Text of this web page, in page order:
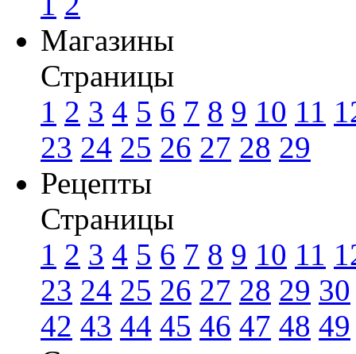
Магазины
Страницы
1 2 3 4 5 6 7 8 9 10 11
23 24 25 26 27 28 29
Рецепты
Страницы
1 2 3 4 5 6 7 8 9 10 11
23 24 25 26 27 28 29 30
42 43 44 45 46 47 48 49